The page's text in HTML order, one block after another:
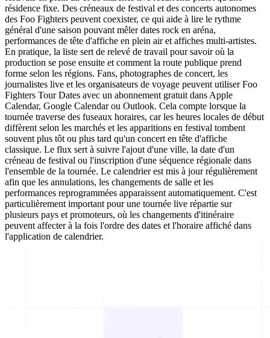
résidence fixe. Des créneaux de festival et des concerts autonomes
des Foo Fighters peuvent coexister, ce qui aide à lire le rythme
général d'une saison pouvant mêler dates rock en aréna,
performances de tête d'affiche en plein air et affiches multi-artistes.
En pratique, la liste sert de relevé de travail pour savoir où la
production se pose ensuite et comment la route publique prend
forme selon les régions. Fans, photographes de concert, les
journalistes live et les organisateurs de voyage peuvent utiliser Foo
Fighters Tour Dates avec un abonnement gratuit dans Apple
Calendar, Google Calendar ou Outlook. Cela compte lorsque la
tournée traverse des fuseaux horaires, car les heures locales de début
diffèrent selon les marchés et les apparitions en festival tombent
souvent plus tôt ou plus tard qu'un concert en tête d'affiche
classique. Le flux sert à suivre l'ajout d'une ville, la date d'un
créneau de festival ou l'inscription d'une séquence régionale dans
l'ensemble de la tournée. Le calendrier est mis à jour régulièrement
afin que les annulations, les changements de salle et les
performances reprogrammées apparaissent automatiquement. C'est
particulièrement important pour une tournée live répartie sur
plusieurs pays et promoteurs, où les changements d'itinéraire
peuvent affecter à la fois l'ordre des dates et l'horaire affiché dans
l'application de calendrier.